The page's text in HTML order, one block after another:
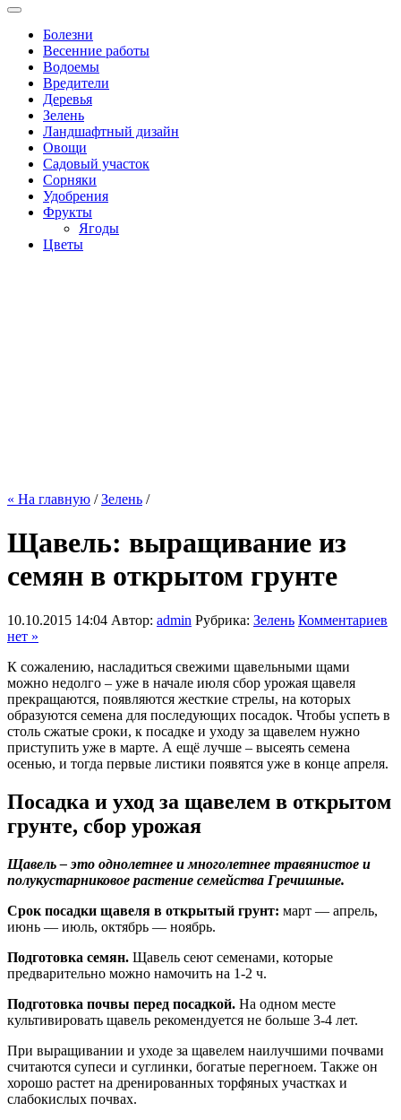
Болезни
Весенние работы
Водоемы
Вредители
Деревья
Зелень
Ландшафтный дизайн
Овощи
Садовый участок
Сорняки
Удобрения
Фрукты
Ягоды
Цветы
« На главную /Зелень /
Щавель: выращивание из
семян в открытом грунте
10.10.2015 14:04 Автор: admin Рубрика: Зелень Комментариев
нет »
К сожалению, насладиться свежими щавельными щами
можно недолго – уже в начале июля сбор урожая щавеля
прекращаются, появляются жесткие стрелы, на которых
образуются семена для последующих посадок. Чтобы успеть в
столь сжатые сроки, к посадке и уходу за щавелем нужно
приступить уже в марте. А ещё лучше – высеять семена
осенью, и тогда первые листики появятся уже в конце апреля.
Посадка и уход за щавелем в открытом
грунте, сбор урожая
Щавель – это однолетнее и многолетнее травянистое и
полукустарниковое растение семейства Гречишные.
Срок посадки щавеля в открытый грунт: март — апрель,
июнь — июль, октябрь — ноябрь.
Подготовка семян. Щавель сеют семенами, которые
предварительно можно намочить на 1-2 ч.
Подготовка почвы перед посадкой. На одном месте
культивировать щавель рекомендуется не больше 3-4 лет.
При выращивании и уходе за щавелем наилучшими почвами
считаются супеси и суглинки, богатые перегноем. Также он
хорошо растет на дренированных торфяных участках и
слабокислых почвах.